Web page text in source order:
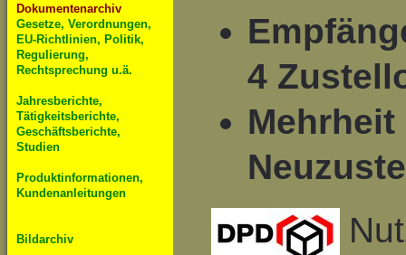
Dokumentenarchiv
Gesetze, Verordnungen,
EU-Richtlinien, Politik,
Regulierung,
Rechtsprechung u.ä.
Jahresberichte,
Tätigkeitsberichte,
Geschäftsberichte,
Studien
Produktinformationen,
Kundenanleitungen
Bildarchiv
4